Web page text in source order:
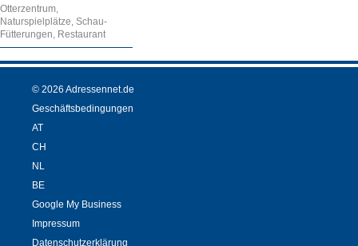
Otterzentrum,
Naturspielplätze, Schau-
Fütterungen, Restaurant
© 2026 Adressennet.de
Geschäftsbedingungen
AT
CH
NL
BE
Google My Business
Impressum
Datenschutzerklärung